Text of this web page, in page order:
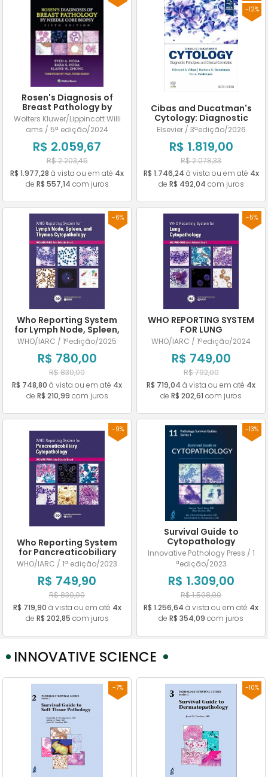
Rosen's Diagnosis of
Breast Pathology by
Needle Core Biopsy
Wolters Kluwer/Lippincott Willi
ams / 5ª edição/2024
R$ 2.059,67
R$ 2.203,45
R$ 1.977,28 à vista ou em até 4x
de R$ 557,14 com juros
-12%
Cibas and Ducatman's
Cytology: Diagnostic
Principles and Clinical
Correlates
Elsevier / 3ªedição/2026
R$ 1.819,00
R$ 2.078,33
R$ 1.746,24 à vista ou em até 4x
de R$ 492,04 com juros
-6%
Who Reporting System
for Lymph Node, Spleen,
and Thymus
Cytopathology
WHO/IARC / 1ªedição/2025
R$ 780,00
R$ 830,00
R$ 748,80 à vista ou em até 4x
de R$ 210,99 com juros
-5%
WHO REPORTING SYSTEM
FOR LUNG
CYTOPATHOLOGY
WHO/IARC / 1ªedição/2024
R$ 749,00
R$ 792,00
R$ 719,04 à vista ou em até 4x
de R$ 202,61 com juros
-9%
Who Reporting System
for Pancreaticobiliary
Cytopathology
WHO/IARC / 1ª edição/2023
R$ 749,90
R$ 830,00
R$ 719,90 à vista ou em até 4x
de R$ 202,85 com juros
-13%
Survival Guide to
Cytopathology
Innovative Pathology Press / 1
ªedição/2023
R$ 1.309,00
R$ 1.508,90
R$ 1.256,64 à vista ou em até 4x
de R$ 354,09 com juros
INNOVATIVE SCIENCE
-7% -10%